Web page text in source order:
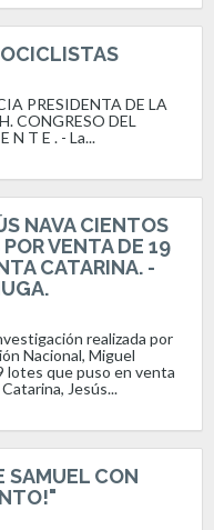
PRESIDENTA DE LA
CONGRESO DEL
N T E . - La...
NAVA CIENTOS
VENTA DE 19
CATARINA. -
realizada por
Nacional, Miguel
lotes que puso en venta
Jesús...
SAMUEL CON